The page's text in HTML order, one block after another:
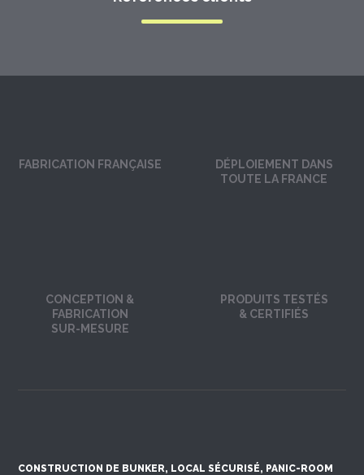
FABRICATION FRANÇAISE
DÉPLOIEMENT DANS
TOUTE LA FRANCE
CONCEPTION &
FABRICATION
SUR-MESURE
PRODUITS TESTÉS
& CERTIFIÉS
CONSTRUCTION DE BUNKER, LOCAL SÉCURISÉ, PANIC-ROOM